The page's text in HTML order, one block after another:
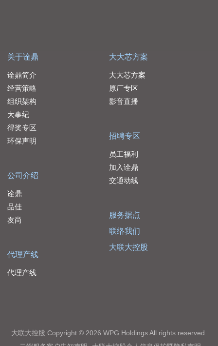
关于诠鼎
诠鼎简介
经营策略
组织架构
大事纪
得奖专区
环保声明
公司介绍
诠鼎
品佳
友尚
代理产线
代理产线
大大芯方案
大大芯方案
原厂专区
影音直播
招聘专区
员工福利
加入诠鼎
交通动线
服务据点
联络我们
大联大控股
大联大控股 Copyright © 2026 WPG Holdings All rights reserved.